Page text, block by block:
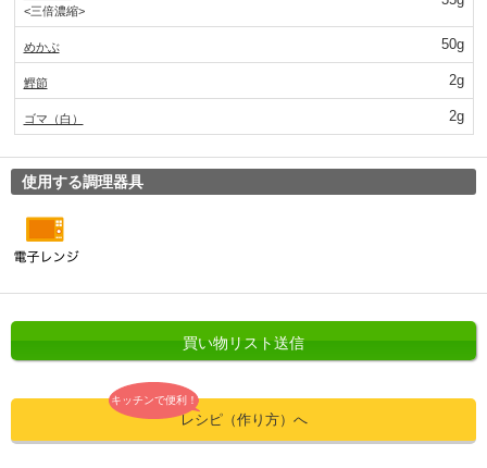
<三倍濃縮>
めかぶ 50g
鰹節 2g
ゴマ（白） 2g
使用する調理器具
買い物リスト送信
キッチンで便利！
レシピ（作り方）へ